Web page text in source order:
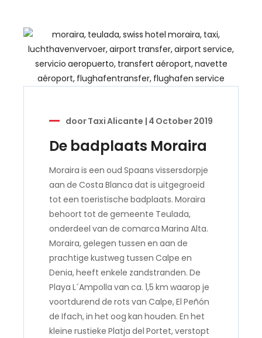
Nederlands
doorTaxi Alicante | 4 October 2019
De badplaats Moraira
Moraira is een oud Spaans vissersdorpje
aan de Costa Blanca dat is uitgegroeid
tot een toeristische badplaats. Moraira
behoort tot de gemeente Teulada,
onderdeel van de comarca Marina Alta.
Moraira, gelegen tussen en aan de
prachtige kustweg tussen Calpe en
Denia, heeft enkele zandstranden. De
Playa L´Ampolla van ca. 1,5 km waarop je
voortdurend de rots van Calpe, El Peñón
de Ifach, in het oog kan houden. En het
kleine rustieke Platja del Portet, verstopt